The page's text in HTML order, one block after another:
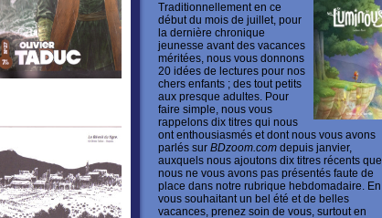
Traditionnellement en ce
début du mois de juillet, pour
la dernière chronique
jeunesse avant des vacances
méritées, nous vous donnons
20 idées de lectures pour nos
chers enfants ; des tout petits
aux presque adultes. Pour
faire simple, nous vous
rappelons dix titres qui nous
ont enthousiasmés et dont nous vous avons
parlés sur BDzoom.com depuis janvier,
auxquels nous ajoutons dix titres récents que
nous ne vous avons pas présentés faute de
place dans notre rubrique hebdomadaire. En
vous souhaitant un bel été et de belles
vacances, prenez soin de vous, surtout en